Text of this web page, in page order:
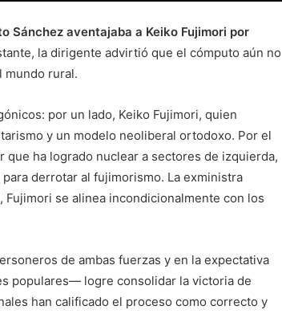
Sánchez aventajaba a Keiko Fujimori por
la dirigente advirtió que el cómputo aún no
mundo rural.
por un lado, Keiko Fujimori, quien
y un modelo neoliberal ortodoxo. Por el
ha logrado nuclear a sectores de izquierda,
para derrotar al fujimorismo. La exministra
se alinea incondicionalmente con los
de ambas fuerzas y en la expectativa
populares— logre consolidar la victoria de
han calificado el proceso como correcto y